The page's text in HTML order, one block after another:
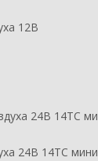
12В
24В 14ТС мини